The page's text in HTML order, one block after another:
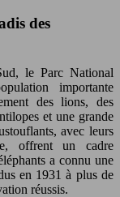
des
le Parc National
importante
des lions, des
et une grande
avec leurs
offrent un cadre
a connu une
en 1931 à plus de
réussis.